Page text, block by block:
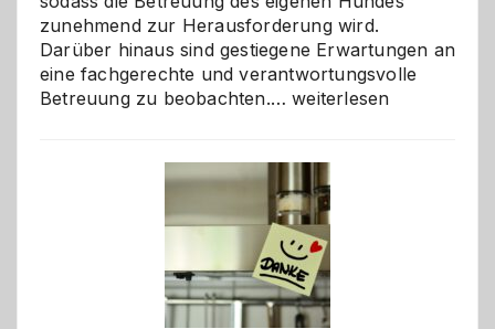
zunehmend zur Herausforderung wird.
Darüber hinaus sind gestiegene Erwartungen an
eine fachgerechte und verantwortungsvolle
Betreuung zu beobachten.…Betreuung
wann
ist
eine
Hundepension
die
richtige
weiterlesen